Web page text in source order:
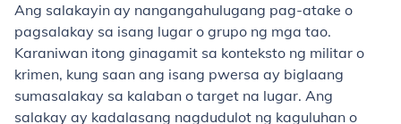
Ang salakayin ay nangangahulugang pag-atake o
pagsalakay sa isang lugar o grupo ng mga tao.
Karaniwan itong ginagamit sa konteksto ng militar o
krimen, kung saan ang isang pwersa ay biglaang
sumasalakay sa kalaban o target na lugar. Ang
salakay ay kadalasang nagdudulot ng kaguluhan o